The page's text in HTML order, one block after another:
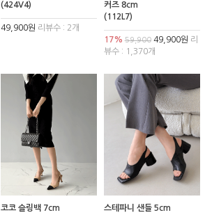
(424V4)
49,900원 리뷰수 : 2개
커즈 8cm
(112L7)
17% 59,90049,900원 리
뷰수 : 1,370개
코코 슬링백 7cm
스테파니 샌들 5cm